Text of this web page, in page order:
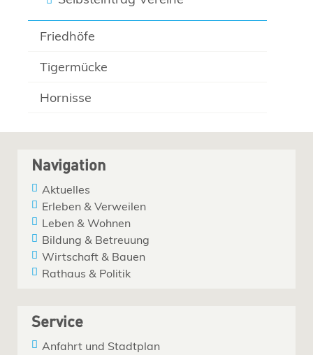
Friedhöfe
Tigermücke
Hornisse
Navigation
Aktuelles
Erleben & Verweilen
Leben & Wohnen
Bildung & Betreuung
Wirtschaft & Bauen
Rathaus & Politik
Service
Anfahrt und Stadtplan